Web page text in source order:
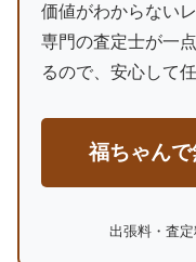
価値がわからない
専門の査定士が一
るので、安心して
福ちゃん
出張料・査